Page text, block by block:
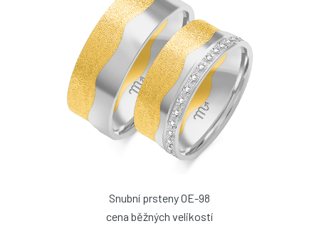
Snubní prsteny OE-98
cena běžných velikostí